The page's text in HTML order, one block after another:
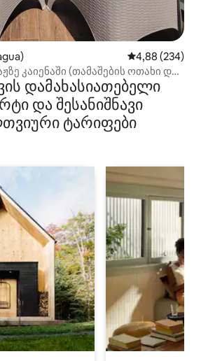
საშუალო
4,88 (234)
კაიენაში (თამაშების ოთახი და
დამახასიათებელი
და შესანიშნავი
ტარიფები